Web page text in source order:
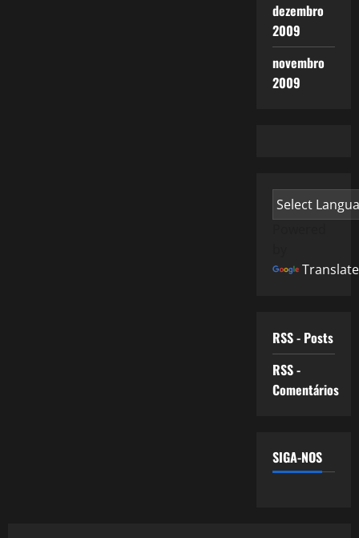
dezembro
2009
novembro
2009
Translate
RSS - Posts
RSS -
Comentários
SIGA-NOS